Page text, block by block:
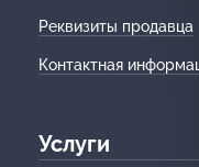
Реквизиты продавца
Контактная
Услуги